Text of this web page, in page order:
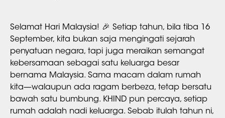
Selamat Hari Malaysia! 🎉 Setiap tahun, bila tiba 16
September, kita bukan saja mengingati sejarah
penyatuan negara, tapi juga meraikan semangat
kebersamaan sebagai satu keluarga besar
bernama Malaysia. Sama macam dalam rumah
kita—walaupun ada ragam berbeza, tetap bersatu
bawah satu bumbung. KHIND pun percaya, setiap
rumah adalah nadi keluarga. Sebab itulah tahun ni,